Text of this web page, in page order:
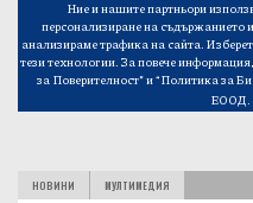
Ние и нашите партньори
персонализиране на съдържанието
анализираме трафика на сайта.
тези технологии. За повече
за Поверителност”и“Политика за
ЕООД.
НОВИНИ МУЛТИМЕДИЯ